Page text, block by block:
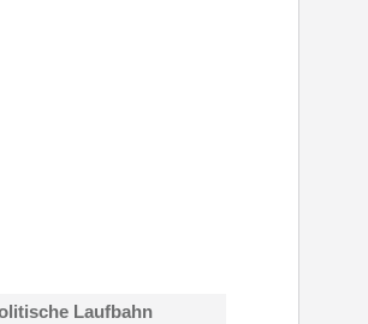
Laufbahn